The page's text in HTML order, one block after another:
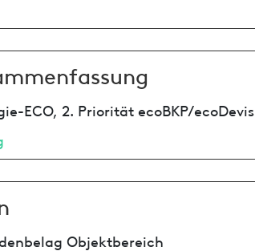
ECO, 2. Priorität ecoBKP/ecoDevis
Objektbereich